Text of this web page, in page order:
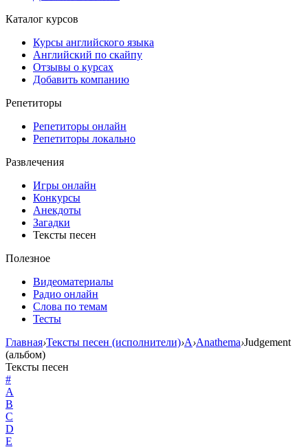
Каталог курсов
Курсы английского языка
Английский по скайпу
Отзывы о курсах
Добавить компанию
Репетиторы
Репетиторы онлайн
Репетиторы локально
Развлечения
Игры онлайн
Конкурсы
Анекдоты
Загадки
Тексты песен
Полезное
Видеоматериалы
Радио онлайн
Слова по темам
Тесты
Главная›Тексты песен (исполнители)›A›Anathema›Judgement
(альбом)
Тексты песен
#
A
B
C
D
E